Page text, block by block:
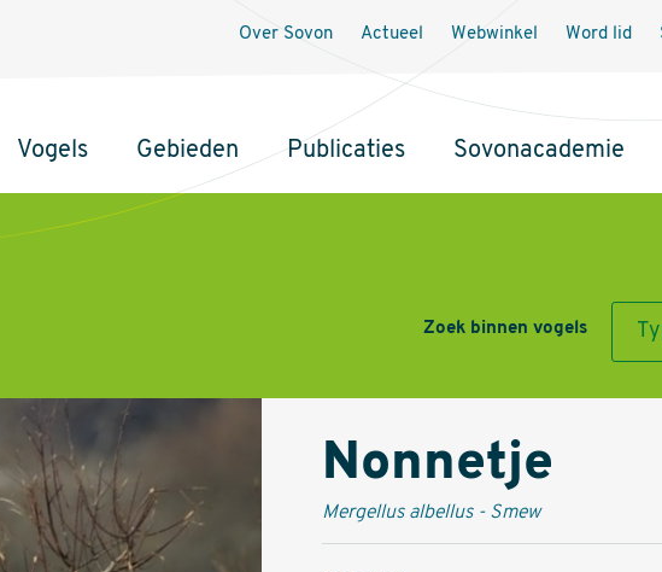
Vogels Gebieden Publicaties Sovonacademie
Secundaire
Over Sovon Actueel Webwinkel Word lid
Zoek binnen vogels
Nonnetje
Mergellus albellus - Smew